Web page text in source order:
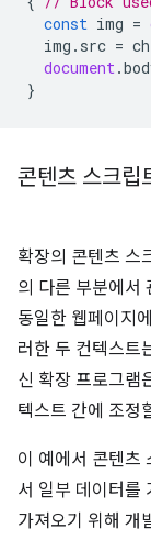
const img =
img . src =
document.
}
콘텐츠 스크립
확장의 콘텐츠 스
의 다른 부분에서
동일한 웹페이지
러한 두 컨텍스트
신 확장 프로그램
텍스트 간에 조정
이 예에서 콘텐츠
서 일부 데이터를
가져오기 위해 개